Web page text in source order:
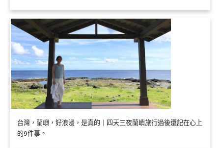
台灣，蘭嶼，好浪漫，是真的｜四天三夜蘭嶼旅行過後還記在心上
的9件事。